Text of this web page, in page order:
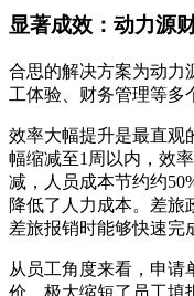
显著成效：动力源
合思的解决方案为动力
工体验、财务管理等多
效率大幅提升是最直观
幅缩减至1周以内，效
减，人员成本节约约
降低了人力成本。差旅
差旅报销时能够快速完
从员工角度来看，申请